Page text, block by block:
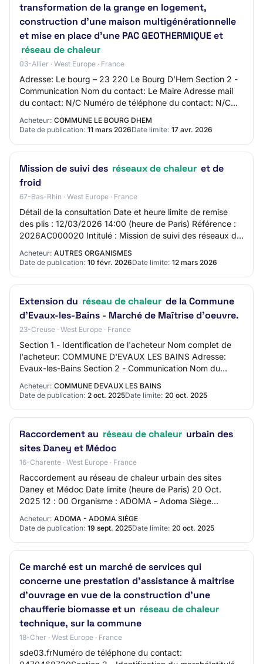
transformation de la grange en logement,
construction d’une maison multigénérationnelle
et mise en place d’une PAC GEOTHERMIQUE et
réseau de chaleur
03-Allier · West Europe · France
Adresse: Le bourg – 23 220 Le Bourg D’Hem Section 2 -
Communication Nom du contact: Le Maire Adresse mail
du contact: N/C Numéro de téléphone du contact: N/C
Acheteur: COMMUNE LE BOURG DHEM
Date de publication: 11 mars 2026Date limite: 17 avr. 2026
Mission de suivi des réseaux de chaleur et de
froid
67-Bas-Rhin · West Europe · France
Détail de la consultation Date et heure limite de remise
des plis : 12/03/2026 14:00 (heure de Paris) Référence :
2026AC000020 Intitulé : Mission de suivi des réseaux de
Acheteur: AUTRES ORGANISMES
Date de publication: 10 févr. 2026Date limite: 12 mars 2026
Extension du réseau de chaleur de la Commune
d'Evaux-les-Bains - Marché de Maîtrise d'oeuvre.
23-Creuse · West Europe · France
Section 1 - Identification de l'acheteur Nom complet de
l'acheteur: COMMUNE D'EVAUX LES BAINS Adresse:
Evaux-les-Bains Section 2 - Communication Nom du
Acheteur: COMMUNE DEVAUX LES BAINS
Date de publication: 2 oct. 2025Date limite: 20 oct. 2025
Raccordement au réseau de chaleur urbain des
sites Daney et Médoc
16-Charente · West Europe · France
Raccordement au réseau de chaleur urbain des sites
Daney et Médoc Date limite (heure de Paris) 20 Oct.
2025 12 : 00 Organisme : ADOMA - Adoma Siège
Référence : RH-33-0001 Allotissement : Marché uniqu…
Acheteur: ADOMA - ADOMA SIÈGE
Date de publication: 19 sept. 2025Date limite: 20 oct. 2025
Ce marché est un marché de services qui
concerne une prestation d'assistance à maitrise
d'ouvrage en vue de la construction d'une
chaufferie biomasse et un réseau de chaleur
technique, sur la commune
18-Cher · West Europe · France
sde03.frNuméro de téléphone du contact: